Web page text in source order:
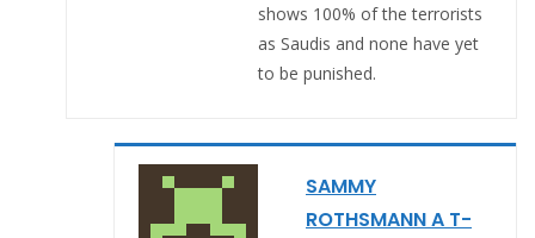
shows 100% of the terrorists
as Saudis and none have yet
to be punished.
SAMMY
ROTHSMANN A T-